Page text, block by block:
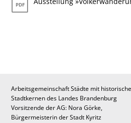
Arbeitsgemeinschaft Städte mit
Stadtkernen des Landes Brandenburg
Vorsitzende der AG: Nora Görke,
Bürgermeisterin der Stadt Kyritz